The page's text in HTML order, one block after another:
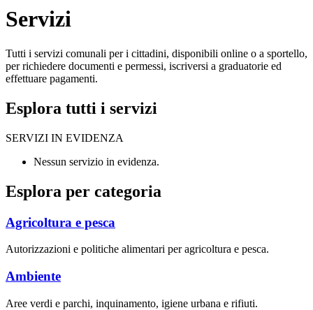
Servizi
Tutti i servizi comunali per i cittadini, disponibili online o a sportello,
per richiedere documenti e permessi, iscriversi a graduatorie ed
effettuare pagamenti.
Esplora tutti i servizi
SERVIZI IN EVIDENZA
Nessun servizio in evidenza.
Esplora per categoria
Agricoltura e pesca
Autorizzazioni e politiche alimentari per agricoltura e pesca.
Ambiente
Aree verdi e parchi, inquinamento, igiene urbana e rifiuti.